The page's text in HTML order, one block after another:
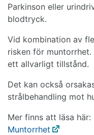
Parkinson eller
blodtryck.
Vid kombination av
risken för
ett allvarligt tillstånd.
Det kan också
strålbehandling mot
Mer finns att läsa här:
Muntorrhet